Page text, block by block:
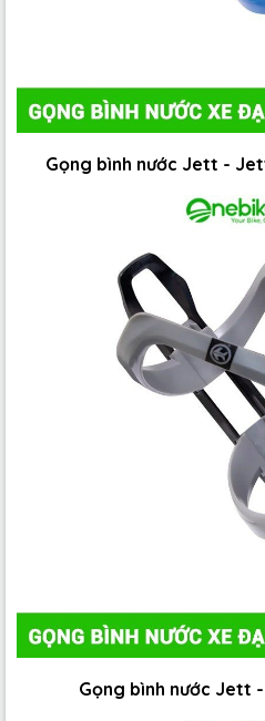
Gọng bình nước Jett -
Gọng bình nước Jett